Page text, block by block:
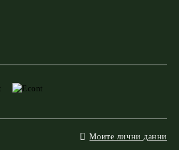
Моите лични данни